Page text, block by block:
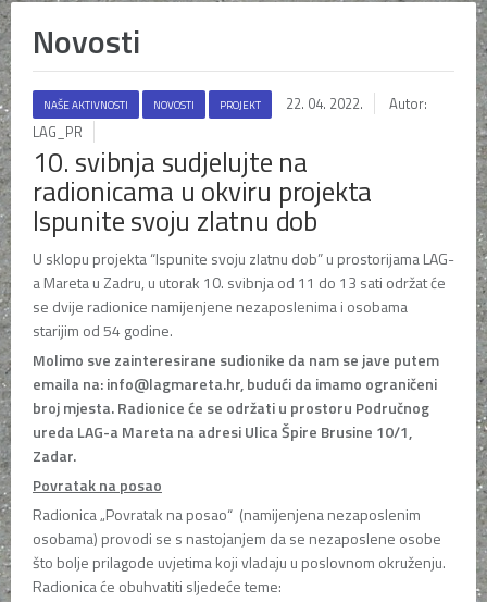
Novosti
NAŠE AKTIVNOSTI NOVOSTI PROJEKT 22. 04. 2022.
Autor:
LAG_PR
10. svibnja sudjelujte na
radionicama u okviru projekta
Ispunite svoju zlatnu dob
U sklopu projekta “Ispunite svoju zlatnu dob” u prostorijama LAG-
a Mareta u Zadru, u utorak 10. svibnja od 11 do 13 sati održat će
se dvije radionice namijenjene nezaposlenima i osobama
starijim od 54 godine.
Molimo sve zainteresirane sudionike da nam se jave putem
emaila na: info@lagmareta.hr, budući da imamo ograničeni
broj mjesta.Radionice će se održati u prostoru Područnog
ureda LAG-a Mareta na adresi Ulica Špire Brusine 10/1,
Zadar.
Povratak na posao
Radionica „Povratak na posao“ (namijenjena nezaposlenim
osobama) provodi se s nastojanjem da se nezaposlene osobe
što bolje prilagode uvjetima koji vladaju u poslovnom okruženju.
Radionica će obuhvatiti sljedeće teme: